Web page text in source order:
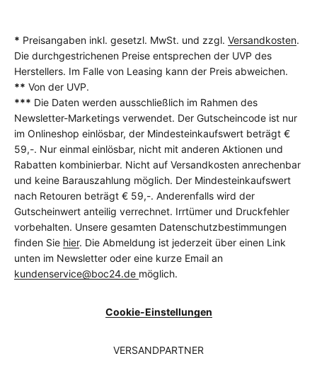
* Preisangaben inkl. gesetzl. MwSt. und zzgl. Versandkosten.
Die durchgestrichenen Preise entsprechen der UVP des
Herstellers. Im Falle von Leasing kann der Preis abweichen.
** Von der UVP.
*** Die Daten werden ausschließlich im Rahmen des
Newsletter-Marketings verwendet. Der Gutscheincode ist nur
im Onlineshop einlösbar, der Mindesteinkaufswert beträgt €
59,-. Nur einmal einlösbar, nicht mit anderen Aktionen und
Rabatten kombinierbar. Nicht auf Versandkosten anrechenbar
und keine Barauszahlung möglich. Der Mindesteinkaufswert
nach Retouren beträgt € 59,-. Anderenfalls wird der
Gutscheinwert anteilig verrechnet. Irrtümer und Druckfehler
vorbehalten. Unsere gesamten Datenschutzbestimmungen
finden Sie hier. Die Abmeldung ist jederzeit über einen Link
unten im Newsletter oder eine kurze Email an
kundenservice@boc24.de möglich.
Cookie-Einstellungen
VERSANDPARTNER